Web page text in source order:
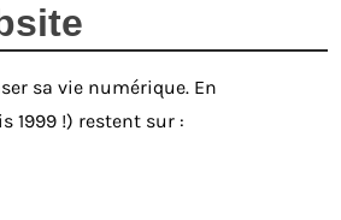
sa vie numérique. En
1999 !) restent sur :